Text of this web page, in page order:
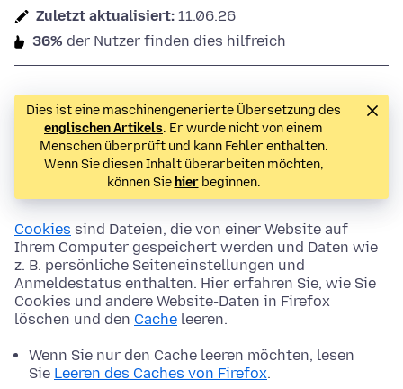
Zuletzt aktualisiert: 11.06.26
36% der Nutzer finden dies hilfreich
Dies ist eine maschinengenerierte Übersetzung des
englischen Artikels. Er wurde nicht von einem
Menschen überprüft und kann Fehler enthalten.
Wenn Sie diesen Inhalt überarbeiten möchten,
können Sie hierbeginnen.
Cookies sind Dateien, die von einer Website auf
Ihrem Computer gespeichert werden und Daten wie
z. B. persönliche Seiteneinstellungen und
Anmeldestatus enthalten. Hier erfahren Sie, wie Sie
Cookies und andere Website-Daten in Firefox
löschen und den Cache leeren.
Wenn Sie nur den Cache leeren möchten, lesen
Sie Leeren des Caches von Firefox.